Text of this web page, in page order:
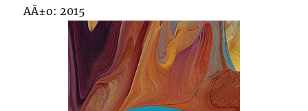
AÃ±o: 2015